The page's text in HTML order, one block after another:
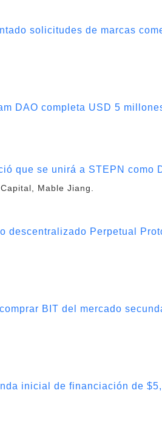
solicitudes de marcas
DAO completa USD 5
que se unirá a STEPN como
Mable Jiang.
descentralizado Perpetual
BIT del mercado
inicial de financiación de